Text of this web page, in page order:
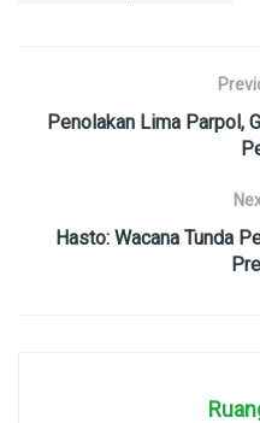
Penolakan Lima Parpol,
Hasto: Wacana Tunda